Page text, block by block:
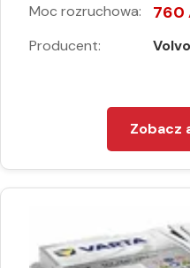
Moc rozruchowa: 760
Producent:
Zobacz